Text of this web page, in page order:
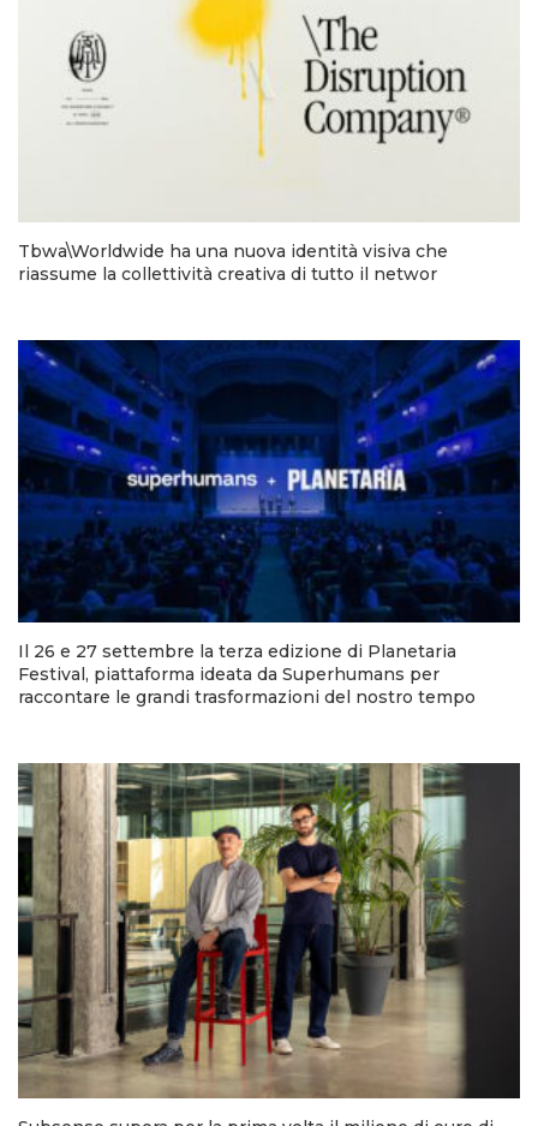
Tbwa\Worldwide ha una nuova identità visiva che
riassume la collettività creativa di tutto il networ
Il 26 e 27 settembre la terza edizione di Planetaria
Festival, piattaforma ideata da Superhumans per
raccontare le grandi trasformazioni del nostro tempo